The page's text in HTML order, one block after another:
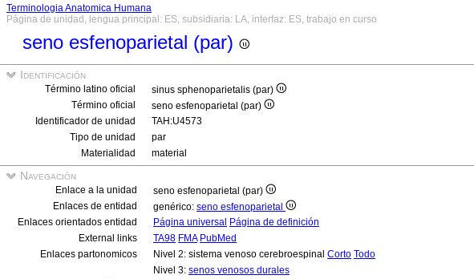
Terminologia Anatomica Humana
Página de unidad, lengua principal: ES, subsidiaria: LA, interfaz: ES, trabajo en curso
seno esfenoparietal (par)
Identificación
Término latino oficial
sinus sphenoparietalis (par)
Término oficial
seno esfenoparietal (par)
Identificador de unidad
TAH:U4573
Tipo de unidad
par
Materialidad
material
Navegación
Enlace a la unidad
seno esfenoparietal (par)
Enlaces de entidad
genérico: seno esfenoparietal
Enlaces orientados entidad
Página universal Página de definición
External links
TA98 FMA PubMed
Enlaces partonomicos
Nivel 2: sistema venoso cerebroespinal Corto Todo
Nivel 3: senos venosos durales